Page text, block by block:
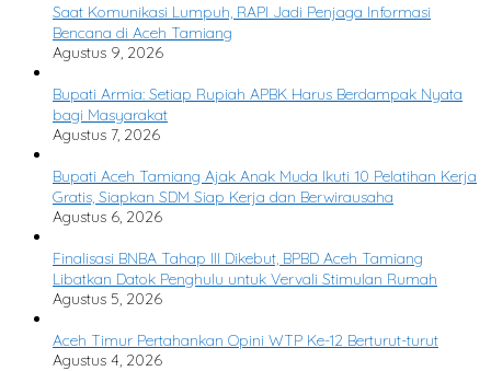
Saat Komunikasi Lumpuh, RAPI Jadi Penjaga Informasi
Bencana di Aceh Tamiang
Agustus 9, 2026
Bupati Armia: Setiap Rupiah APBK Harus Berdampak Nyata
bagi Masyarakat
Agustus 7, 2026
Bupati Aceh Tamiang Ajak Anak Muda Ikuti 10 Pelatihan Kerja
Gratis, Siapkan SDM Siap Kerja dan Berwirausaha
Agustus 6, 2026
Finalisasi BNBA Tahap III Dikebut, BPBD Aceh Tamiang
Libatkan Datok Penghulu untuk Vervali Stimulan Rumah
Agustus 5, 2026
Aceh Timur Pertahankan Opini WTP Ke-12 Berturut-turut
Agustus 4, 2026